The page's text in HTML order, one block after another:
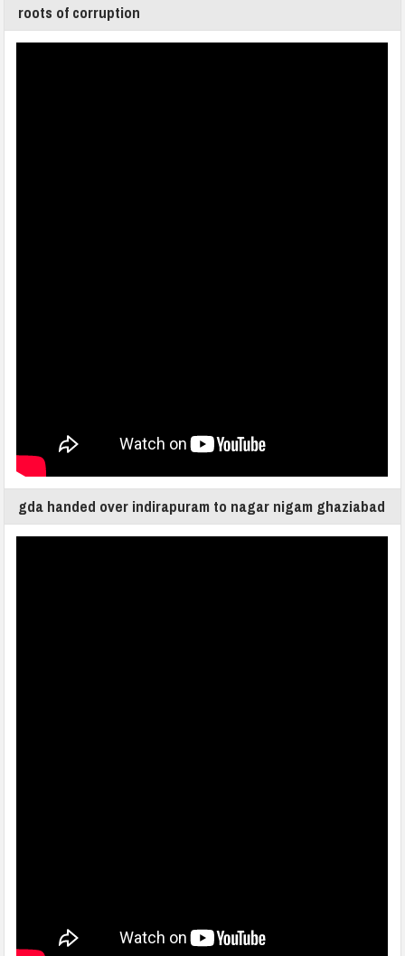
roots of corruption
gda handed over indirapuram to nagar nigam ghaziabad